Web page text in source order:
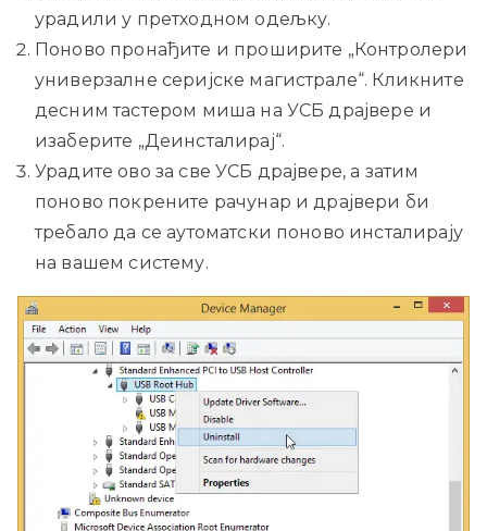
урадили у претходном одељку.
Поново пронађите и проширите „Контролери
универзалне серијске магистрале“. Кликните
десним тастером миша на УСБ драјвере и
изаберите „Деинсталирај“.
Урадите ово за све УСБ драјвере, а затим
поново покрените рачунар и драјвери би
требало да се аутоматски поново инсталирају
на вашем систему.